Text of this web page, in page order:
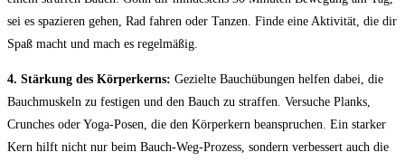
sei es spazieren gehen, Rad fahren oder Tanzen. Finde eine⁣ Aktivität, ‌die⁢ dir‍
Spaß macht und mach es regelmäßig.
4. Stärkung des Körperkerns: Gezielte⁢ Bauchübungen helfen dabei, die
Bauchmuskeln zu festigen und den Bauch zu straffen. ‍Versuche Planks,
Crunches oder Yoga-Posen, die den Körperkern beanspruchen. Ein starker
⁢Kern hilft nicht nur beim ‍Bauch-Weg-Prozess, sondern verbessert auch‍ die⁢